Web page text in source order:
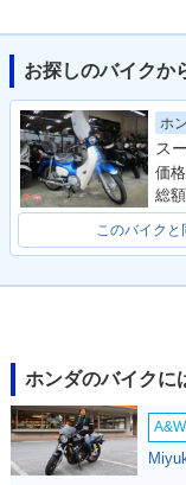
2021年 Super Cub
C125・フルモデル
チェンジ
お探しのバイクか
ホ
ス
価
総
このバイク
ホンダのバイクに